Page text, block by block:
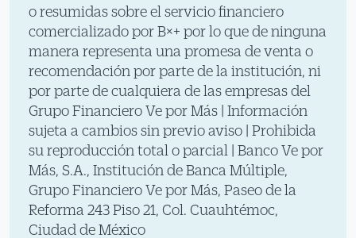
o resumidas sobre el servicio financiero
comercializado por B×+ por lo que de ninguna
manera representa una promesa de venta o
recomendación por parte de la institución, ni
por parte de cualquiera de las empresas del
Grupo Financiero Ve por Más | Información
sujeta a cambios sin previo aviso | Prohibida
su reproducción total o parcial | Banco Ve por
Más, S.A., Institución de Banca Múltiple,
Grupo Financiero Ve por Más, Paseo de la
Reforma 243 Piso 21, Col. Cuauhtémoc,
Ciudad de México